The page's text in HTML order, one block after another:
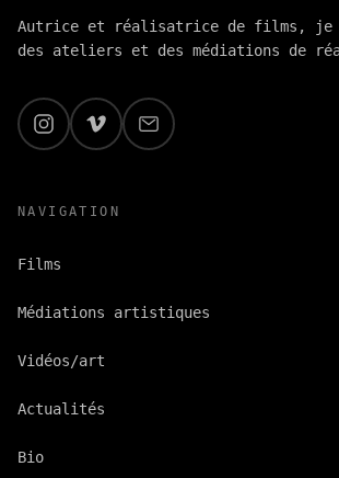
Autrice et réalisatrice de films, je
des ateliers et des médiations de
NAVIGATION
Films
Médiations artistiques
Vidéos/art
Actualités
Bio